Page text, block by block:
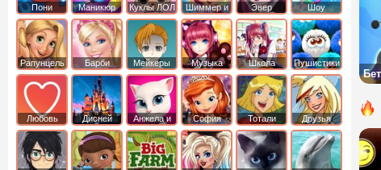
Пони
креатор
Маникюр Куклы ЛОЛ
Шиммер и
Шайн
Эвер
Афтер Хай
Шоу
дельфинов
Рапунцель Барби Мейкеры Музыка Школа Пушистики
Любовь Дисней
Анжела и
том
София
Прекрасная
Тотали
Спайс
Друзья
ангелов